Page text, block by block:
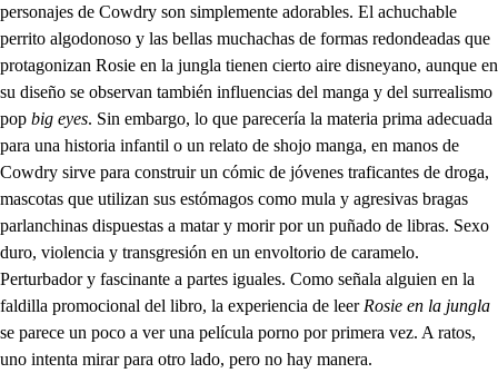
personajes de Cowdry son simplemente adorables. El achuchable
perrito algodonoso y las bellas muchachas de formas redondeadas que
protagonizan Rosie en la jungla tienen cierto aire disneyano, aunque en
su diseño se observan también influencias del manga y del surrealismo
pop big eyes. Sin embargo, lo que parecería la materia prima adecuada
para una historia infantil o un relato de shojo manga, en manos de
Cowdry sirve para construir un cómic de jóvenes traficantes de droga,
mascotas que utilizan sus estómagos como mula y agresivas bragas
parlanchinas dispuestas a matar y morir por un puñado de libras. Sexo
duro, violencia y transgresión en un envoltorio de caramelo.
Perturbador y fascinante a partes iguales. Como señala alguien en la
faldilla promocional del libro, la experiencia de leer Rosie en la jungla
se parece un poco a ver una película porno por primera vez. A ratos,
uno intenta mirar para otro lado, pero no hay manera.